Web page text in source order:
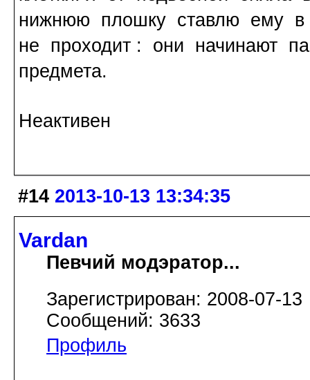
нижнюю плошку ставлю ему в
не проходит : они начинают
предмета.
Неактивен
#14 2013-10-13 13:34:35
Vardan
Певчий модэратор...
Зарегистрирован: 2008-07-13
Сообщений: 3633
Профиль